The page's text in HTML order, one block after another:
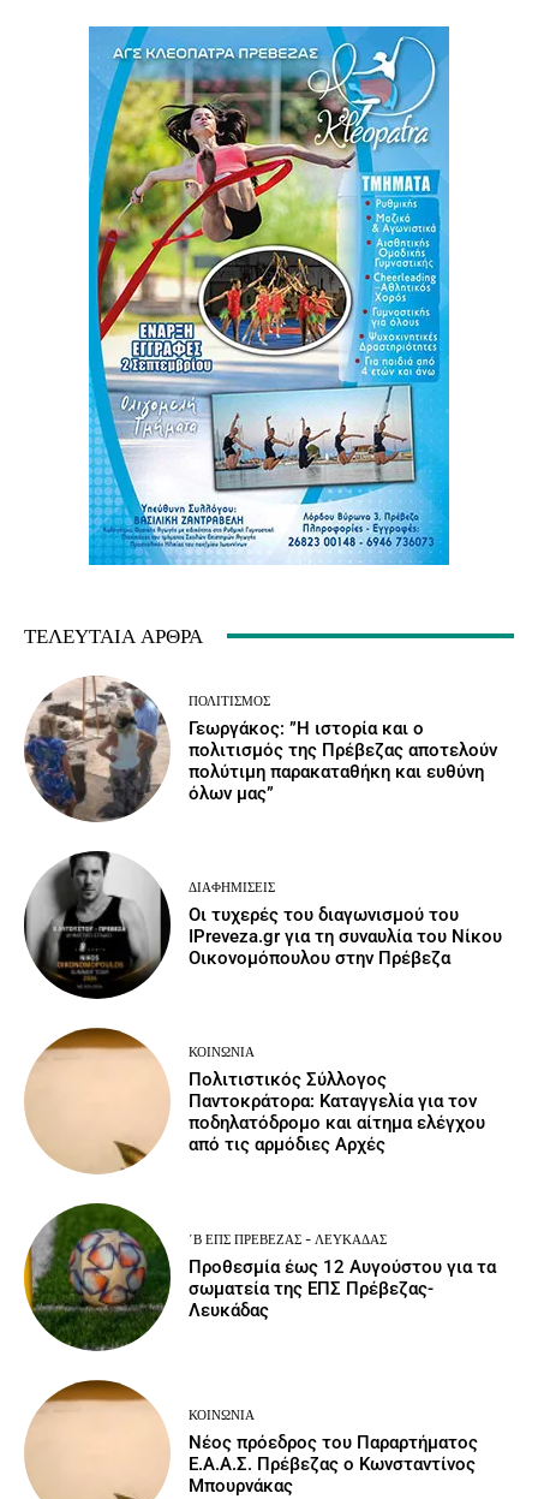
ΤΕΛΕΥΤΑΊΑ ΆΡΘΡΑ
ΠΟΛΙΤΙΣΜΌΣ
Γεωργάκος: ”Η ιστορία και ο
πολιτισμός της Πρέβεζας αποτελούν
πολύτιμη παρακαταθήκη και ευθύνη
όλων μας”
ΔΙΑΦΗΜΊΣΕΙΣ
Οι τυχερές του διαγωνισμού του
IPreveza.gr για τη συναυλία του Νίκου
Οικονομόπουλου στην Πρέβεζα
ΚΟΙΝΩΝΙΑ
Πολιτιστικός Σύλλογος
Παντοκράτορα: Καταγγελία για τον
ποδηλατόδρομο και αίτημα ελέγχου
από τις αρμόδιες Αρχές
΄Β ΕΠΣ ΠΡΈΒΕΖΑΣ - ΛΕΥΚΆΔΑΣ
Προθεσμία έως 12 Αυγούστου για τα
σωματεία της ΕΠΣ Πρέβεζας-
Λευκάδας
ΚΟΙΝΩΝΙΑ
Νέος πρόεδρος του Παραρτήματος
Ε.Α.Α.Σ. Πρέβεζας ο Κωνσταντίνος
Μπουρνάκας